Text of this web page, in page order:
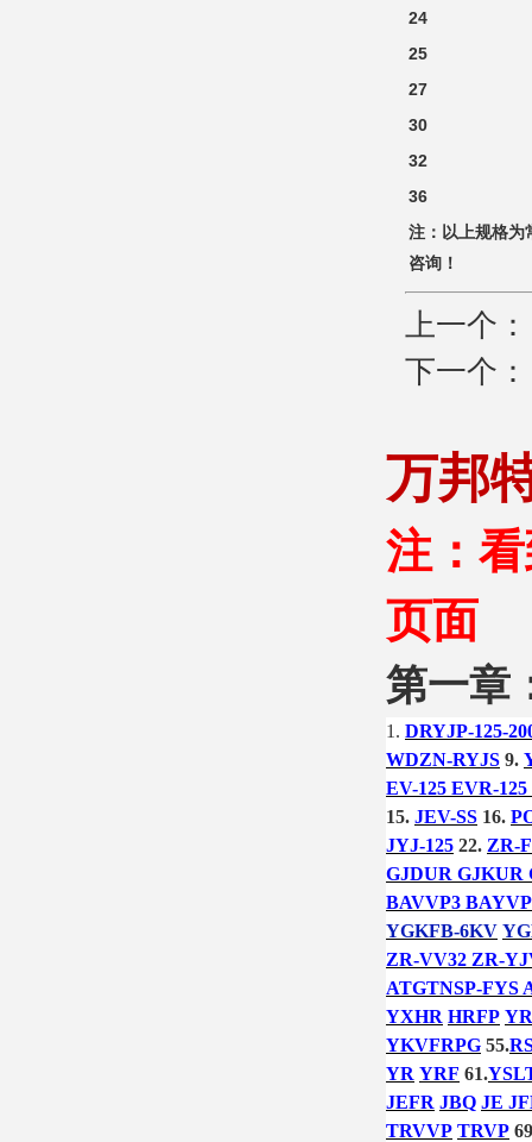
24
25
27
30
32
36
注：以上规格为
咨询！
上一个
下一个
万邦
注：
页面
第一章
1. DRYJP-125-
WDZN-RYJS 9.
EV-125 EVR-
15. JEV-SS 16.
JYJ-125 22. ZR-
GJDUR GJKUR
BAVVP3
YGKFB-6KV
ZR-VV32 ZR-
ATGTNSP-FYS
YXHR HRFP
YKVFRPG 55.
YR YRF 61.
JEFR JBQ JE
TRVVP TRVP